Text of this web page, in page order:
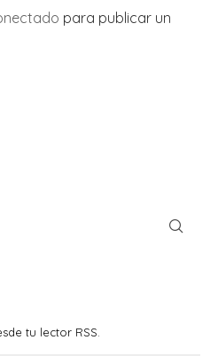
para publicar un
tu lector RSS.